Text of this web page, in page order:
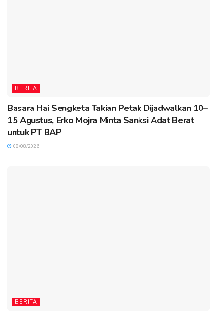
BERITA
Basara Hai Sengketa Takian Petak Dijadwalkan 10–
15 Agustus, Erko Mojra Minta Sanksi Adat Berat
untuk PT BAP
08/08/2026
BERITA